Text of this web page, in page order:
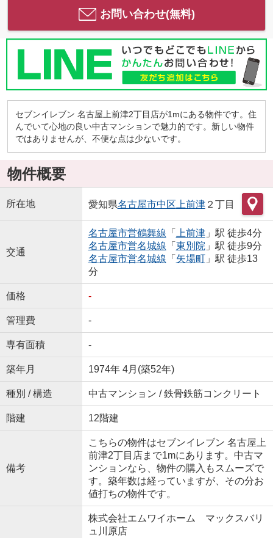
お問い合わせ(無料)
セブンイレブン 名古屋上前津2丁目店が1mにある物件です。住
んでいて心地の良い中古マンションで魅力的です。新しい物件
ではありませんが、不便な点は少ないです。
物件概要
所在地 愛知県名古屋市中区 上前津２丁目
交通
名古屋市営鶴舞線 「 上前津」駅 徒歩4分
名古屋市営名城線 「 東別院 」駅 徒歩9分
名古屋市営名城線 「 矢場町」駅 徒歩13
分
価格 -
管理費 -
専有面積 -
築年月 1974年 4月(築52年)
種別 / 構造 中古マンション / 鉄骨鉄筋コンクリート
階建 12階建
備考
こちらの物件はセブンイレブン 名古屋上
前津2丁目店まで1mにあります。中古マ
ンションなら、物件の購入もスムーズで
す。築年数は経っていますが、その分お
値打ちの物件です。
株式会社エムワイホーム マックスバリ
ュ川原店